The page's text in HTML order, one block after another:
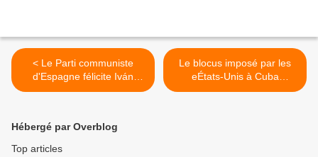
< Le Parti communiste
d'Espagne félicite Iván
Cepeda et le Pacte
Le blocus imposé par les
eÉtats-Unis à Cuba
empêche la distribution de
Hébergé par Overblog
Top articles